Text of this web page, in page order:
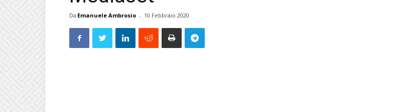
Da Emanuele Ambrosio - 10 Febbraio 2020